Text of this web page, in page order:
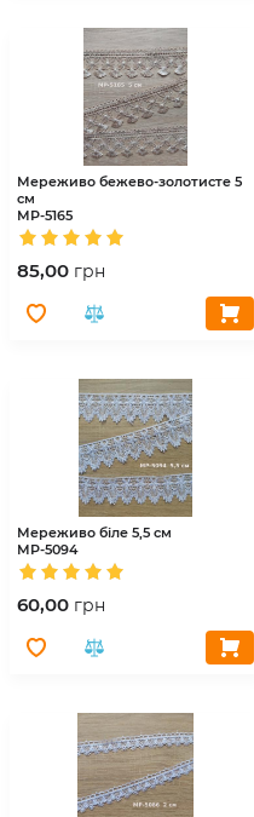
Мереживо бежево-золотисте 5
см
МР-5165
85,00 грн
Мереживо біле 5,5 см
МР-5094
60,00 грн